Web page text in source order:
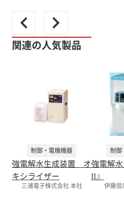
関連の人気製品
制御・電機機器
強電解水生成装置 オ
キシライザー
三浦電子株式会社 本社
制御
強電解
II』
伊藤信